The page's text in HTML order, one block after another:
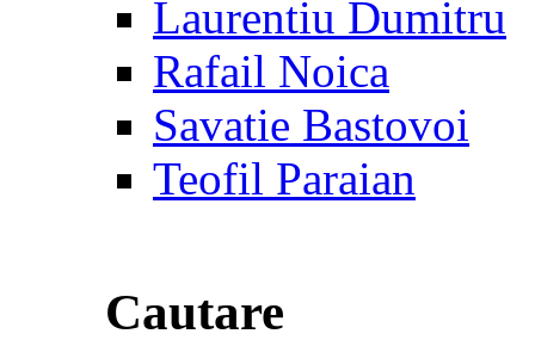
Laurentiu Dumitru
Rafail Noica
Savatie Bastovoi
Teofil Paraian
Cautare